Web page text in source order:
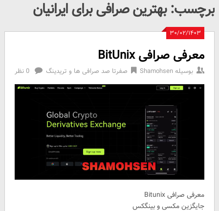
برچسب:بهترین صرافی برای ایرانیان
۳۰/۰۲/۱۴۰۳
معرفی صرافی BitUnix
بوسیلهShamohsen صفرتا صد صرافی ها و تریدینگ 0 نظر
معرفی صرافی Bitunix
جایگزین مکسی و بینگکس